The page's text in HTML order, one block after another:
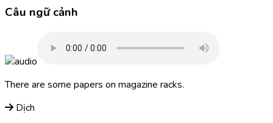
Câu ngữ cảnh
There are some papers on magazine racks.
Dịch